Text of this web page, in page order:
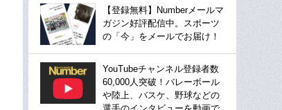
【登録無料】Numberメールマ
ガジン好評配信中。スポーツ
の「今」をメールでお届け！
YouTubeチャンネル登録者数
60,000人突破！バレーボール
や陸上、バスケ、野球などの